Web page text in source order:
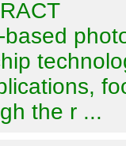
based
the r ...